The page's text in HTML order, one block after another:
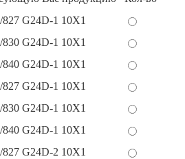
G24D-1 10X1
G24D-1 10X1
G24D-1 10X1
G24D-1 10X1
G24D-1 10X1
G24D-1 10X1
G24D-2 10X1